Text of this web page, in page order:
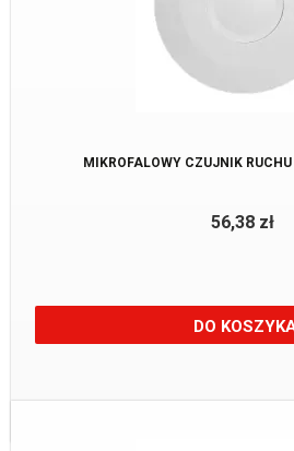
MIKROFALOWY CZUJNIK
56,38 zł
DO
Dostępne:5